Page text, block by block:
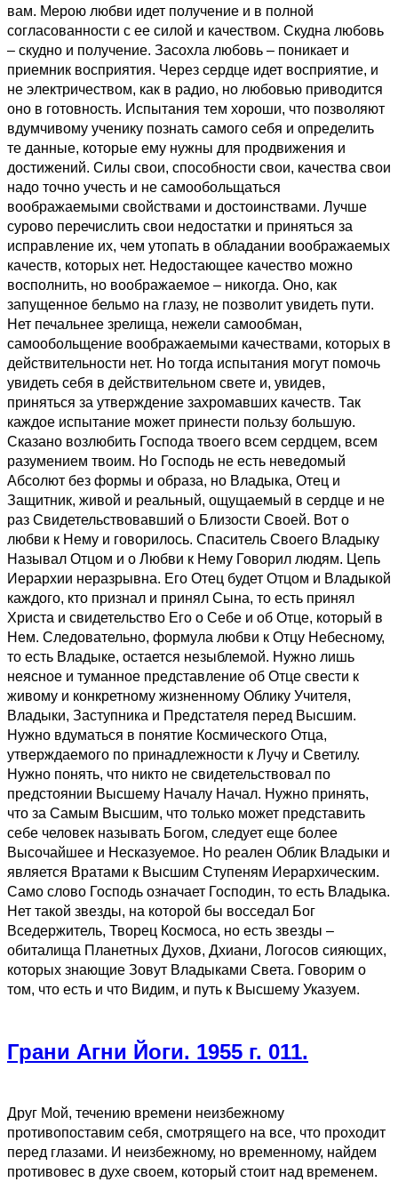
вам. Мерою любви идет получение и в полной
согласованности с ее силой и качеством. Скудна любовь
– скудно и получение. Засохла любовь – поникает и
приемник восприятия. Через сердце идет восприятие, и
не электричеством, как в радио, но любовью приводится
оно в готовность. Испытания тем хороши, что позволяют
вдумчивому ученику познать самого себя и определить
те данные, которые ему нужны для продвижения и
достижений. Силы свои, способности свои, качества свои
надо точно учесть и не самообольщаться
воображаемыми свойствами и достоинствами. Лучше
сурово перечислить свои недостатки и приняться за
исправление их, чем утопать в обладании воображаемых
качеств, которых нет. Недостающее качество можно
восполнить, но воображаемое – никогда. Оно, как
запущенное бельмо на глазу, не позволит увидеть пути.
Нет печальнее зрелища, нежели самообман,
самообольщение воображаемыми качествами, которых в
действительности нет. Но тогда испытания могут помочь
увидеть себя в действительном свете и, увидев,
приняться за утверждение захромавших качеств. Так
каждое испытание может принести пользу большую.
Сказано возлюбить Господа твоего всем сердцем, всем
разумением твоим. Но Господь не есть неведомый
Абсолют без формы и образа, но Владыка, Отец и
Защитник, живой и реальный, ощущаемый в сердце и не
раз Свидетельствовавший о Близости Своей. Вот о
любви к Нему и говорилось. Спаситель Своего Владыку
Называл Отцом и о Любви к Нему Говорил людям. Цепь
Иерархии неразрывна. Его Отец будет Отцом и Владыкой
каждого, кто признал и принял Сына, то есть принял
Христа и свидетельство Его о Себе и об Отце, который в
Нем. Следовательно, формула любви к Отцу Небесному,
то есть Владыке, остается незыблемой. Нужно лишь
неясное и туманное представление об Отце свести к
живому и конкретному жизненному Облику Учителя,
Владыки, Заступника и Предстателя перед Высшим.
Нужно вдуматься в понятие Космического Отца,
утверждаемого по принадлежности к Лучу и Светилу.
Нужно понять, что никто не свидетельствовал по
предстоянии Высшему Началу Начал. Нужно принять,
что за Самым Высшим, что только может представить
себе человек называть Богом, следует еще более
Высочайшее и Несказуемое. Но реален Облик Владыки и
является Вратами к Высшим Ступеням Иерархическим.
Само слово Господь означает Господин, то есть Владыка.
Нет такой звезды, на которой бы восседал Бог
Вседержитель, Творец Космоса, но есть звезды –
обиталища Планетных Духов, Дхиани, Логосов сияющих,
которых знающие Зовут Владыками Света. Говорим о
том, что есть и что Видим, и путь к Высшему Указуем.
Грани Агни Йоги. 1955 г. 011.
Друг Мой, течению времени неизбежному
противопоставим себя, смотрящего на все, что проходит
перед глазами. И неизбежному, но временному, найдем
противовес в духе своем, который стоит над временем.